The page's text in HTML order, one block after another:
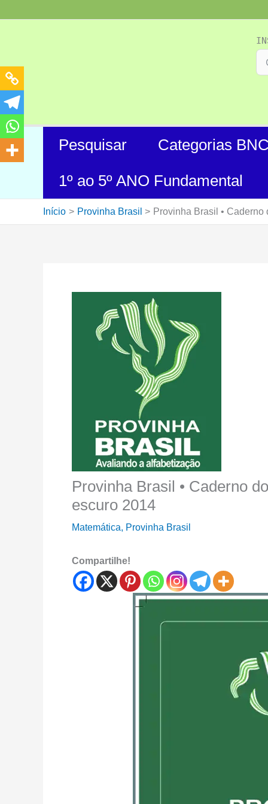
para
Pesquisar
Categorias
1º ao 5º ANO Fundamental
Início Provinha Brasil Provinha Brasil •
Provinha Brasil • Caderno
escuro 2014
Matemática, Provinha Brasil
Compartilhe!